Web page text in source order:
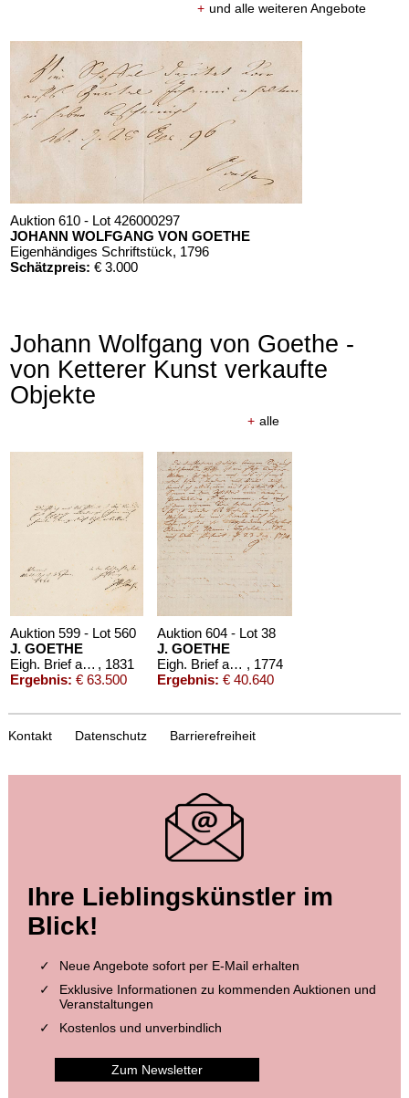
+ und alle weiteren Angebote
Auktion 610 - Lot 426000297
JOHANN WOLFGANG VON GOETHE
Eigenhändiges Schriftstück, 1796
Schätzpreis: € 3.000
Auktion 610 - Lot 426000325
Schätzpreis:€ 1.500
Johann Wolfgang von Goethe -
von Ketterer Kunst verkaufte
Objekte
+ alle
Auktion 599 - Lot 560
J. GOETHE
Eigh. Brief an A. von Humboldt. 1/2 S. , 1831
Ergebnis: € 63.500
Auktion 604 - Lot 38
J. GOETHE
Eigh. Brief an Boie, 1774 , 1774
Ergebnis: € 40.640
Auktion 604 - Lot 39
J. GOETHE
3 eigh. Briefe m. U. an Germaine de Stael
Ergebnis:€ 39.370
Auktion 599 - Lot 559
J. GOETHE
Kontakt Datenschutz Barrierefreiheit
Ihre Lieblingskünstler im
Blick!
Neue Angebote sofort per E-Mail erhalten
Exklusive Informationen zu kommenden Auktionen und
Veranstaltungen
Kostenlos und unverbindlich
Zum Newsletter